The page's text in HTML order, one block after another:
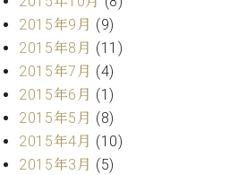
シ
ュ
タ
イ
ン
デ
ジ
タ
ル)
イ
ン
ト
情
報
八
王
2015年9月 (9)
2015年8月 (11)
2015年7月 (4)
2015年6月 (1)
2015年5月 (8)
2015年4月 (10)
2015年3月 (5)